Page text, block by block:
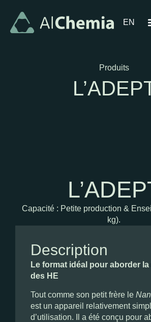
EN
Produits
Capacité : Petite production &
kg).
Description
Le format idéal pour aborder
des HE
Tout comme son petit frère le
est un appareil relativement
d’utilisation. Il a été conçu pour